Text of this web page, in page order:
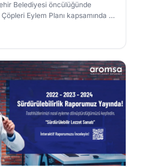
Belediyesi öncülüğünde
Eylem Planı kapsamında 11
artırılmasına önemli